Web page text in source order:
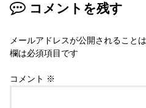
コメントを残す
メールアドレスが公開されること
欄は必須項目です
コメント ※